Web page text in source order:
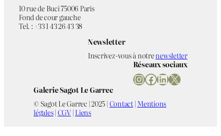
10 rue de Buci 75006 Paris
Fond de cour gauche
Tel. : +33 1 43 26 43 38
Newsletter
Inscrivez-vous à notrenewsletter
Réseaux sociaux
InstagramFacebook LinkedIn X
Galerie Sagot Le Garrec
© Sagot Le Garrec | 2025 |Contact|Mentions
légales|CGV|Liens